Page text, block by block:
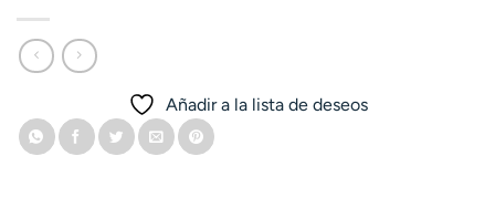
Añadir a la lista de deseos